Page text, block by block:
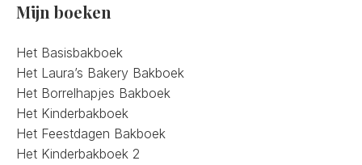
Mijn boeken
Het Basisbakboek
Het Laura’s Bakery Bakboek
Het Borrelhapjes Bakboek
Het Kinderbakboek
Het Feestdagen Bakboek
Het Kinderbakboek 2